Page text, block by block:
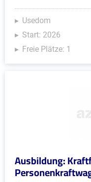
Usedom
Start: 2026
Freie Plätze: 1
Ausbildung: